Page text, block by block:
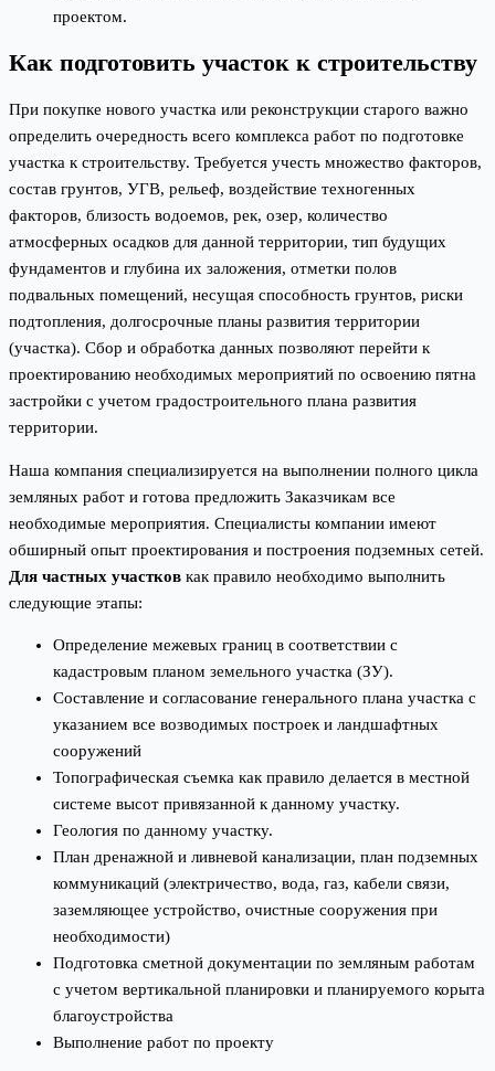
проектом.
Как подготовить участок к строительству
При покупке нового участка или реконструкции старого важно
определить очередность всего комплекса работ по подготовке
участка к строительству. Требуется учесть множество факторов,
состав грунтов, УГВ, рельеф, воздействие техногенных
факторов, близость водоемов, рек, озер, количество
атмосферных осадков для данной территории, тип будущих
фундаментов и глубина их заложения, отметки полов
подвальных помещений, несущая способность грунтов, риски
подтопления, долгосрочные планы развития территории
(участка). Сбор и обработка данных позволяют перейти к
проектированию необходимых мероприятий по освоению пятна
застройки с учетом градостроительного плана развития
территории.
Наша компания специализируется на выполнении полного цикла
земляных работ и готова предложить Заказчикам все
необходимые мероприятия. Специалисты компании имеют
обширный опыт проектирования и построения подземных сетей.
Для частных участков как правило необходимо выполнить
следующие этапы:
Определение межевых границ в соответствии с
кадастровым планом земельного участка (ЗУ).
Составление и согласование генерального плана участка с
указанием все возводимых построек и ландшафтных
сооружений
Топографическая съемка как правило делается в местной
системе высот привязанной к данному участку.
Геология по данному участку.
План дренажной и ливневой канализации, план подземных
коммуникаций (электричество, вода, газ, кабели связи,
заземляющее устройство, очистные сооружения при
необходимости)
Подготовка сметной документации по земляным работам
с учетом вертикальной планировки и планируемого корыта
благоустройства
Выполнение работ по проекту